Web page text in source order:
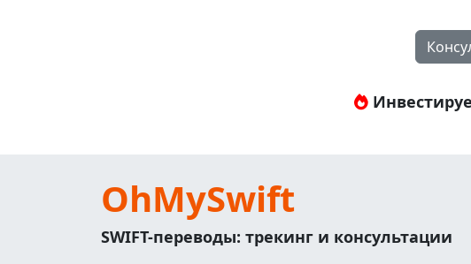
OhMySwift
SWIFT-переводы: трекинг и консультации